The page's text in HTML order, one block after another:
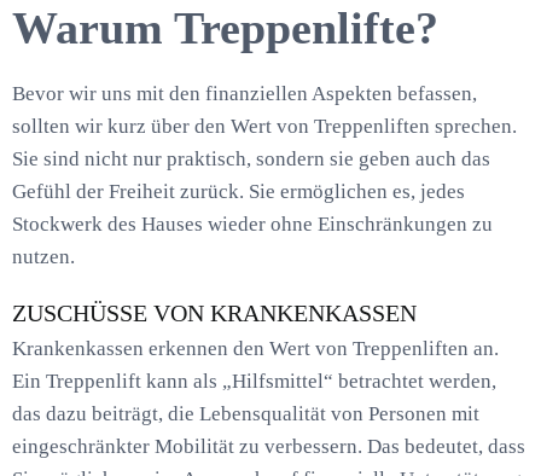
Warum Treppenlifte?
Bevor wir uns mit den finanziellen Aspekten befassen,
sollten wir kurz über den Wert von Treppenliften sprechen.
Sie sind nicht nur praktisch, sondern sie geben auch das
Gefühl der Freiheit zurück. Sie ermöglichen es, jedes
Stockwerk des Hauses wieder ohne Einschränkungen zu
nutzen.
ZUSCHÜSSE VON KRANKENKASSEN
Krankenkassen erkennen den Wert von Treppenliften an.
Ein Treppenlift kann als „Hilfsmittel“ betrachtet werden,
das dazu beiträgt, die Lebensqualität von Personen mit
eingeschränkter Mobilität zu verbessern. Das bedeutet, dass